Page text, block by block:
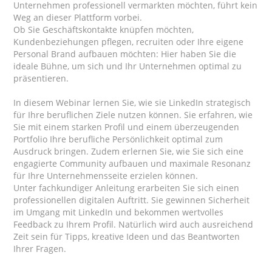
Unternehmen professionell vermarkten möchten, führt kein
Weg an dieser Plattform vorbei.
Ob Sie Geschäftskontakte knüpfen möchten,
Kundenbeziehungen pflegen, recruiten oder Ihre eigene
Personal Brand aufbauen möchten: Hier haben Sie die
ideale Bühne, um sich und Ihr Unternehmen optimal zu
präsentieren.
In diesem Webinar lernen Sie, wie sie LinkedIn strategisch
für Ihre beruflichen Ziele nutzen können. Sie erfahren, wie
Sie mit einem starken Profil und einem überzeugenden
Portfolio Ihre berufliche Persönlichkeit optimal zum
Ausdruck bringen. Zudem erlernen Sie, wie Sie sich eine
engagierte Community aufbauen und maximale Resonanz
für Ihre Unternehmensseite erzielen können.
Unter fachkundiger Anleitung erarbeiten Sie sich einen
professionellen digitalen Auftritt. Sie gewinnen Sicherheit
im Umgang mit LinkedIn und bekommen wertvolles
Feedback zu Ihrem Profil. Natürlich wird auch ausreichend
Zeit sein für Tipps, kreative Ideen und das Beantworten
Ihrer Fragen.